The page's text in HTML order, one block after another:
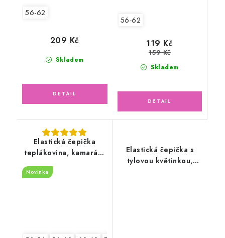
56-62
Skladem
209 Kč
56-62
Skladem
119 Kč
159 Kč
Elastická čepička
teplákovina, kamarádi
zvířátka
Novinka
Elastická čepička s
tylovou květinkou,